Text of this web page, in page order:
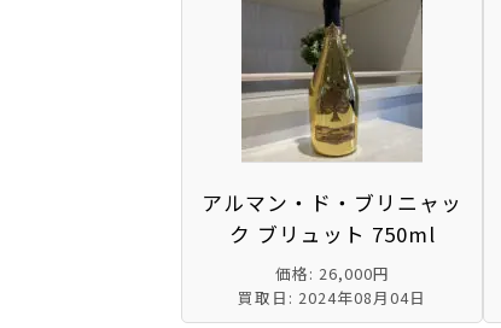
アルマン・ド・ブリニャッ
ク ブリュット 750ml
価格: 26,000円
買取日: 2024年08月04日